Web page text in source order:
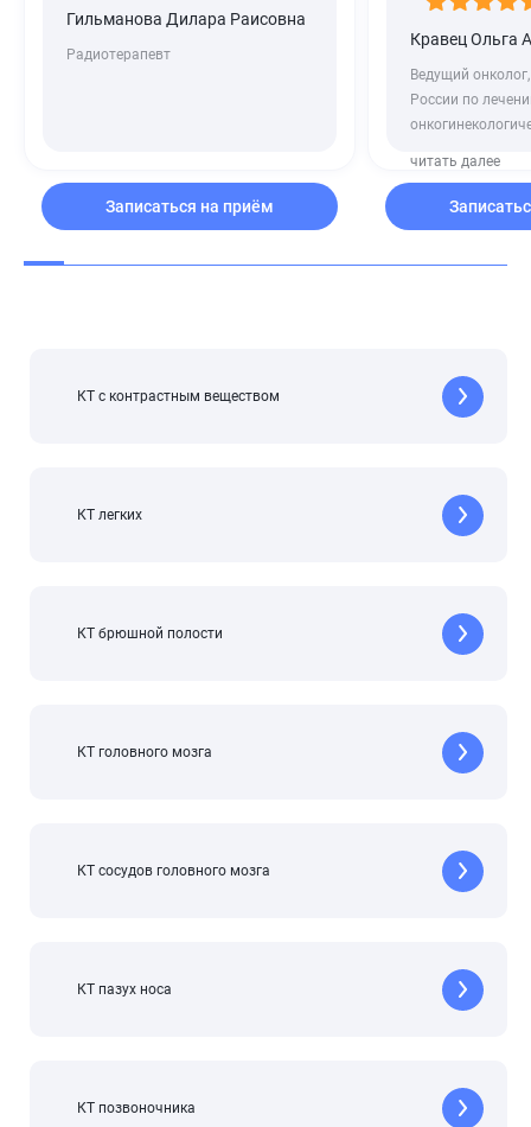
Гильманова Дилара Раисовна
Радиотерапевт
Записаться на приём
Кравец Ольга
Ведущий
России по
читать далее
КТ с контрастным веществом
КТ легких
КТ брюшной полости
КТ головного мозга
КТ сосудов головного мозга
КТ пазух носа
КТ позвоночника